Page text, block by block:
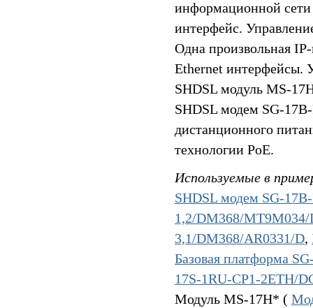
информационной
интерфейс.
Одна произвольная
Ethernet интерфейсы.
SHDSL модуль MS-
SHDSL модем SG-
дистанционного
технологии PoE.
Используемые в
SHDSL модем SG-
1,2/DM368/MT9M034/
3,1/DM368/AR0331/D,
Базовая платформа
17S-1RU-CP1-2ETH/
Модуль MS-17H* (